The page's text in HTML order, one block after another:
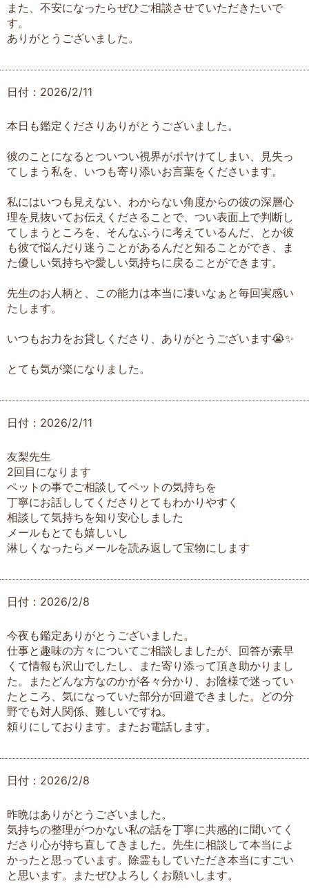
また、不安になったらぜひご相談させていただきたいで
す。
ありがとうございました。
日付：2026/2/11
本日も鑑定くださりありがとうございました。
彼のことになるとついつい視界がボヤけてしまい、見失っ
てしまう私を、いつも寄り添いお言葉をくださいます。
私にはいつも見えない、わからない角度からの彼の深層心
理を見抜いてお伝えくださることで、つい表面上で判断し
てしまうところを、そんなふうに考えているんだ、とか彼
も彼で悩んだり迷うことがあるんだと知ることができ、ま
た優しい気持ちや愛しい気持ちに戻ることができます。
先生のお人柄と、この能力は本当に凄いなぁと毎回実感い
たします。
いつもお力をお貸しくださり、ありがとうございます😭✨
とても気が楽になりました。
日付：2026/2/11
友梨先生
2回目になります
ペットの事でご相談してペットの気持ちを
丁寧にお話ししてくださりとてもわかりやすく
相談して気持ちを知り安心しました
メールもとても嬉しいし
淋しくなったらメールを読み返して宝物にします
日付：2026/2/8
今夜も鑑定ありがとうございました。
仕事と趣味の方々についてご相談しましたが、回答が素早
くて情報も沢山でしたし、また寄り添って頂き助かりまし
た。またどんな方なのかが各々分かり、お陰様で迷ってい
たところ、気になっていた部分が回避できました。どの分
野でも対人関係、難しいですね。
頼りにしております。またお電話します。
日付：2026/2/8
昨晩はありがとうございました。
気持ちの整理がつかない私の話を丁寧に共感的に聞いてく
ださり心が持ち直してきました。先生に相談して本当によ
かったと思っています。除霊もしていただき本当にすごい
と思います。またぜひよろしくお願いします。